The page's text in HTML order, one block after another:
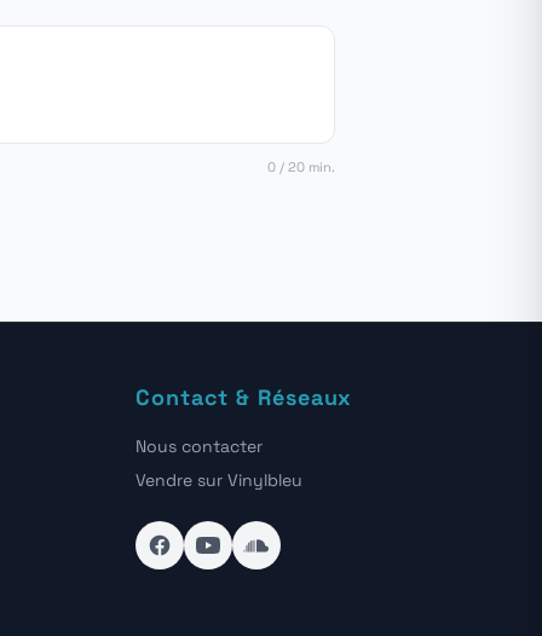
0 / 20 min.
Contact & Réseaux
Nous contacter
Vendre sur Vinylbleu